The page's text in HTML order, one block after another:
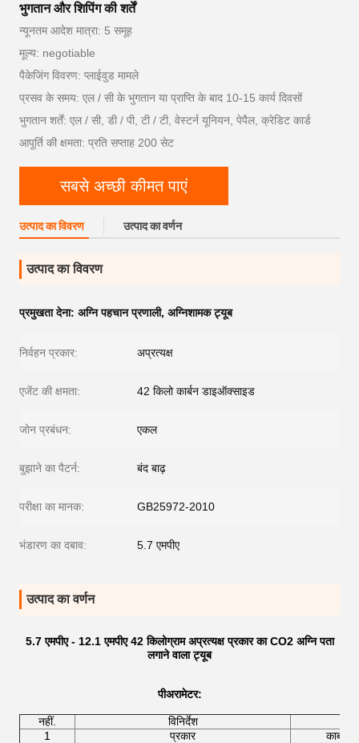
भुगतान और शिपिंग की शर्तें
न्यूनतम आदेश मात्रा: 5 समूह
मूल्य: negotiable
पैकेजिंग विवरण: प्लाईवुड मामले
प्रसव के समय: एल / सी के भुगतान या प्राप्ति के बाद 10-15 कार्य दिवसों
भुगतान शर्तें: एल / सी, डी / पी, टी / टी, वेस्टर्न यूनियन, पेपैल, क्रेडिट कार्ड
आपूर्ति की क्षमता: प्रति सप्ताह 200 सेट
सबसे अच्छी कीमत पाएं
उत्पाद का विवरण उत्पाद का वर्णन
उत्पाद का विवरण
प्रमुखता देना: अग्नि पहचान प्रणाली, अग्निशामक ट्यूब
निर्वहन प्रकार: अप्रत्यक्ष
एजेंट की क्षमता: 42 किलो कार्बन डाइऑक्साइड
जोन प्रबंधन: एकल
बुझाने का पैटर्न: बंद बाढ़
परीक्षा का मानक: GB25972-2010
भंडारण का दबाव: 5.7 एमपीए
उत्पाद का वर्णन
5.7 एमपीए - 12.1 एमपीए 42 किलोग्राम अप्रत्यक्ष प्रकार का CO2 अग्नि पता
लगाने वाला ट्यूब
पीअरामेटर:
नहीं.
विनिर्देश
1
प्रकार
कार्बन